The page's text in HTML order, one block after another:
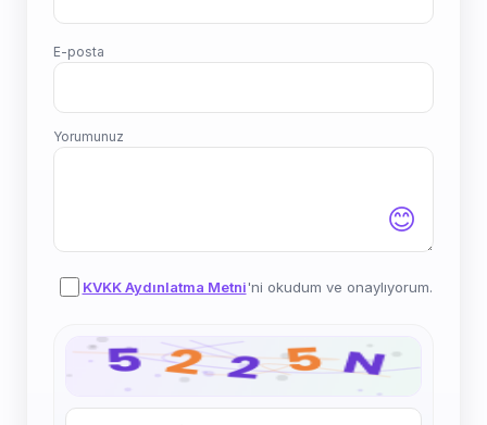
E-posta
Yorumunuz
😊
KVKK Aydınlatma Metni'ni okudum ve onaylıyorum.